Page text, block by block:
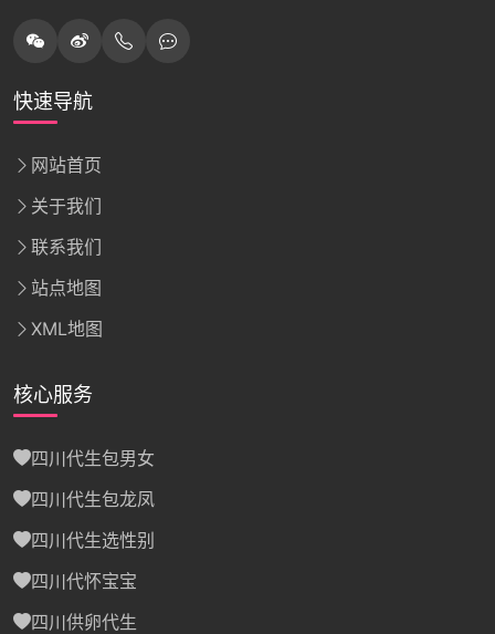
快速导航
网站首页
关于我们
联系我们
站点地图
XML地图
核心服务
四川代生包男女
四川代生包龙凤
四川代生选性别
四川代怀宝宝
四川供卵代生